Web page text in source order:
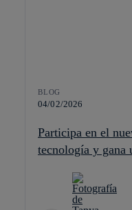
BLOG
04/02/2026
Participa en el
tecnología y gana